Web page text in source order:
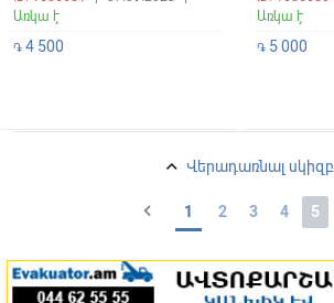
Առկա է
֏ 4 500
Առկա է
֏5 000
keyboard_arrow_up Վերադառնալ սկիզբ
chevron_left 1 2 3 4 5